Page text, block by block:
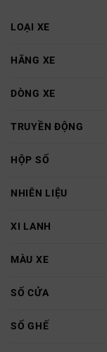
LOẠI XE
HÃNG XE
DÒNG XE
TRUYỀN ĐỘNG
HỘP SỐ
NHIÊN LIỆU
XI LANH
MÀU XE
SỐ CỬA
SỐ GHẾ